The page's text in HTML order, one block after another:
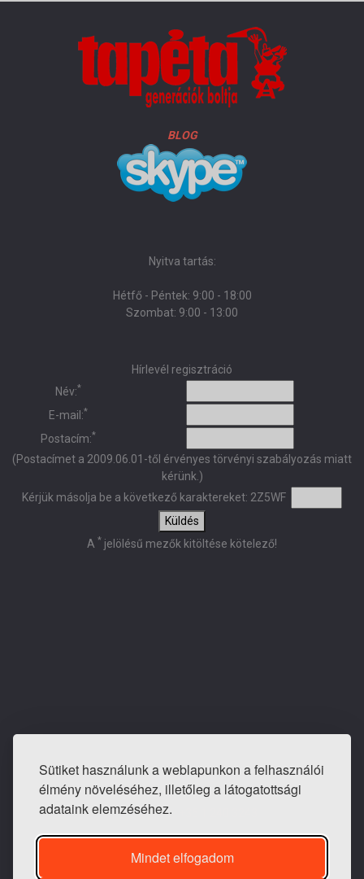
Sütiket használunk a weblapunkon a felhasználói
élmény növeléséhez, illetőleg a látogatottsági
adataink elemzéséhez.
Mindet elfogadom
BLOG
Nyitva tartás:
Hétfő - Péntek: 9:00 - 18:00
Szombat: 9:00 - 13:00
Hírlevél regisztráció
Név:*
E-mail:*
Postacím:*
(Postacímet a 2009.06.01-től érvényes törvényi szabályozás miatt
kérünk.)
Kérjük másolja be a következő karaktereket: 2Z5WF
Küldés
A * jelölésű mezők kitöltése kötelező!
E-mail: info@tapeta-bolt.hu
Mobil:+36 20 421 0810
Telefon / fax: